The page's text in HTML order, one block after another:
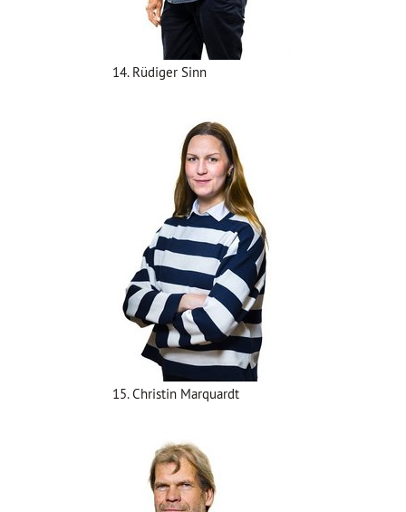
14. Rüdiger Sinn
15. Christin Marquardt